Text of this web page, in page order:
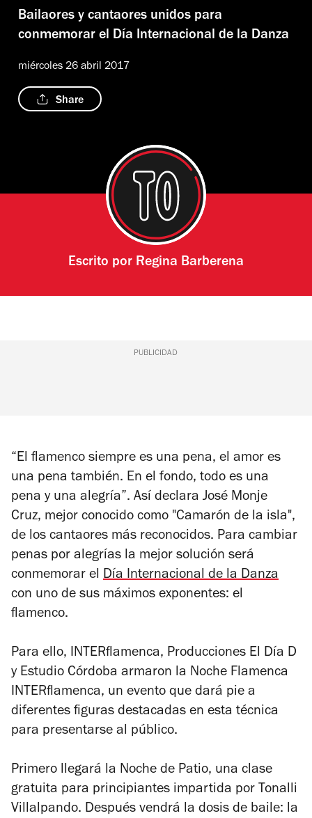
Bailaores y cantaores unidos para
conmemorar el Día Internacional de la Danza
miércoles 26 abril 2017
Share
Escrito por Regina Barberena
PUBLICIDAD
“El flamenco siempre es una pena, el amor es
una pena también. En el fondo, todo es una
pena y una alegría”. Así declara José Monje
Cruz, mejor conocido como "Camarón de la isla",
de los cantaores más reconocidos. Para cambiar
penas por alegrías la mejor solución será
conmemorar el Día Internacional de la Danza
con uno de sus máximos exponentes: el
flamenco.
Para ello, INTERflamenca, Producciones El Día D
y Estudio Córdoba armaron la Noche Flamenca
INTERflamenca, un evento que dará pie a
diferentes figuras destacadas en esta técnica
para presentarse al público.
Primero llegará la Noche de Patio, una clase
gratuita para principiantes impartida por Tonalli
Villalpando. Después vendrá la dosis de baile: la